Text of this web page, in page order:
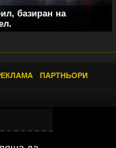
базиран на
ПАРТНЬОРИ